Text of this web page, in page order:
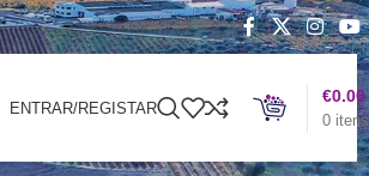
ENTRAR/REGISTAR
0 itens
€0.00